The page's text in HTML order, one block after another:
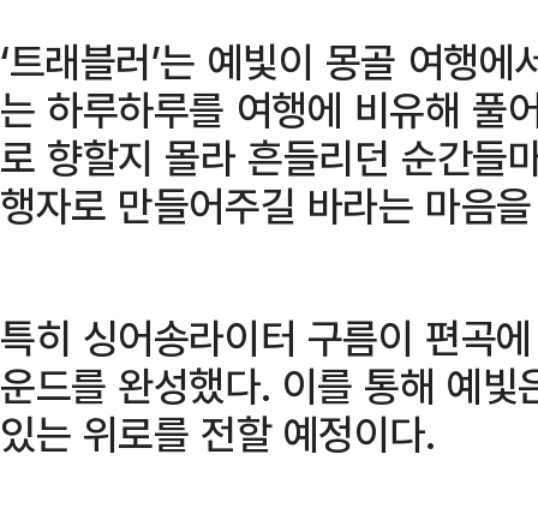
‘트래블러’는 예빛이 몽골 여행
는 하루하루를 여행에 비유해 풀
로 향할지 몰라 흔들리던 순간들
행자로 만들어주길 바라는 마음
특히 싱어송라이터 구름이 편곡
운드를 완성했다. 이를 통해 예
있는 위로를 전할 예정이다.